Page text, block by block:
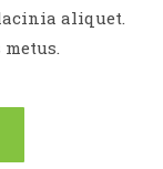
aliquet.